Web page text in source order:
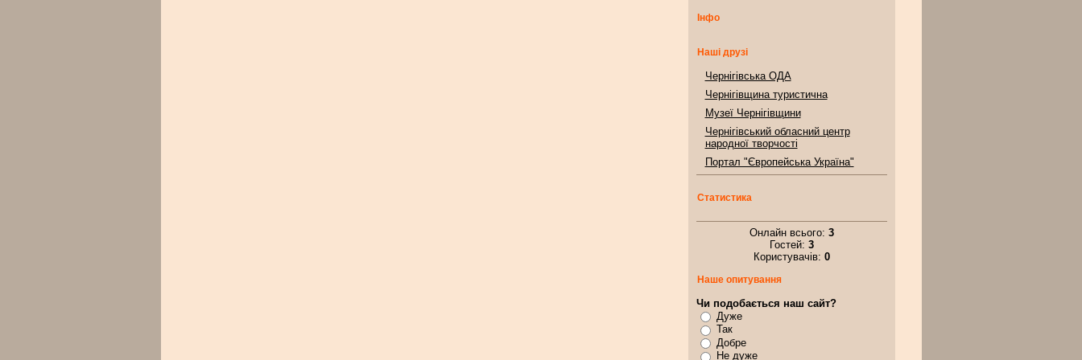
Інфо
Наші друзі
Чернігівська ОДА
Чернігівщина туристична
Музеї Чернігівщини
Чернігівський обласний центр
народної творчості
Портал "Європейська Україна"
Статистика
Онлайн всього: 3
Гостей: 3
Користувачів: 0
Наше опитування
Чи подобається наш сайт?
Дуже
Так
Добре
Не дуже